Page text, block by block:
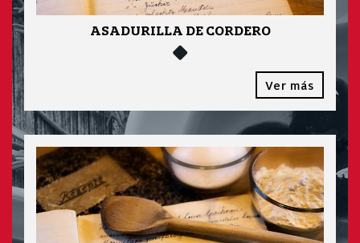
ASADURILLA DE CORDERO
Ver más